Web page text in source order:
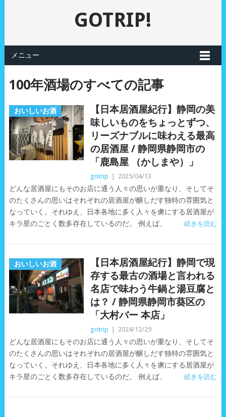
GOTRIP!
メニュー
100年酒場のすべての記事
おいしいお酒
【日本居酒屋紀行】静岡の美
味しいものをちょっとずつ、
リーズナブルに味わえる最高
の居酒屋 / 静岡県静岡市の
「鹿島屋 （かしまや）」
gotrip 2025/04/13
どんな居酒屋にもそのお店に通う人々の思いが重なり、そしてそ
のたくさんの思いはそれぞれの居酒屋が醸しだす独特の雰囲気と
なっていく。それゆえ、日本各地に多く人々を虜にする居酒屋が
キラ星のごとく数多存在しているのだ。 例えば、
続きを読む
おいしいお酒
【日本居酒屋紀行】静岡で現
存する最古の酒場と言われる
名店で味わう牛鍋と湯豆腐と
は？ / 静岡県静岡市葵区の
「大村バー 本店」
gotrip 2024/12/29
どんな居酒屋にもそのお店に通う人々の思いが重なり、そしてそ
のたくさんの思いはそれぞれの居酒屋が醸しだす独特の雰囲気と
なっていく。それゆえ、日本各地に多く人々を虜にする居酒屋が
キラ星のごとく数多存在しているのだ。 例えば、
続きを読む